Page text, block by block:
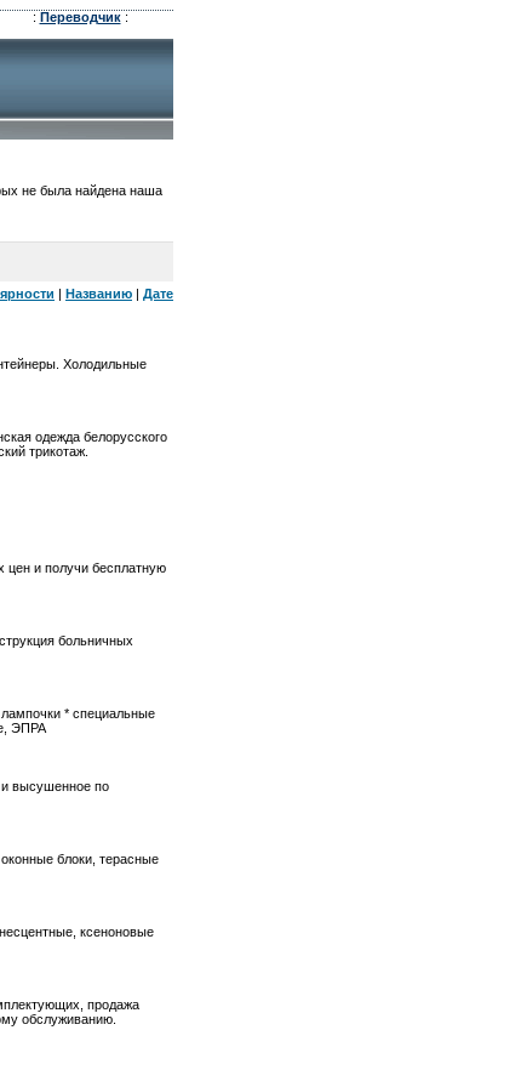
: Переводчик:
не была найдена наша
| Названию | Дате
Холодильные
одежда белорусского
трикотаж.
цен и получи бесплатную
больничных
* специальные
ЭПРА
и высушенное по
блоки, терасные
ксеноновые
продажа
обслуживанию.